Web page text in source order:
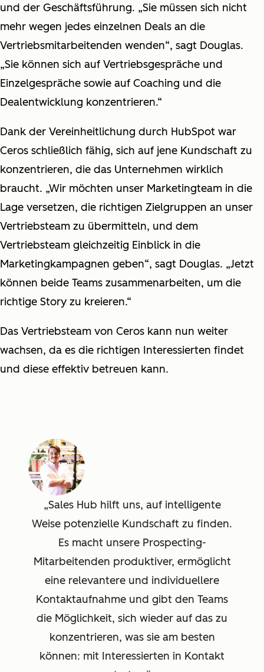
und der Geschäftsführung. „Sie müssen sich nicht
mehr wegen jedes einzelnen Deals an die
Vertriebsmitarbeitenden wenden“, sagt Douglas.
„Sie können sich auf Vertriebsgespräche und
Einzelgespräche sowie auf Coaching und die
Dealentwicklung konzentrieren.“
Dank der Vereinheitlichung durch HubSpot war
Ceros schließlich fähig, sich auf jene Kundschaft zu
konzentrieren, die das Unternehmen wirklich
braucht. „Wir möchten unser Marketingteam in die
Lage versetzen, die richtigen Zielgruppen an unser
Vertriebsteam zu übermitteln, und dem
Vertriebsteam gleichzeitig Einblick in die
Marketingkampagnen geben“, sagt Douglas. „Jetzt
können beide Teams zusammenarbeiten, um die
richtige Story zu kreieren.“
Das Vertriebsteam von Ceros kann nun weiter
wachsen, da es die richtigen Interessierten findet
und diese effektiv betreuen kann.
Sales Hub hilft uns, auf intelligente
Weise potenzielle Kundschaft zu finden.
Es macht unsere Prospecting-
Mitarbeitenden produktiver, ermöglicht
eine relevantere und individuellere
Kontaktaufnahme und gibt den Teams
die Möglichkeit, sich wieder auf das zu
konzentrieren, was sie am besten
können: mit Interessierten in Kontakt